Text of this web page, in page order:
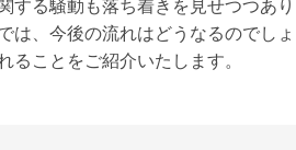
する騒動も落ち着きを見せつつあ
は、今後の流れはどうなるのでしょ
ることをご紹介いたします。